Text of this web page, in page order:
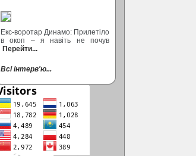
Екс-воротар Динамо: Прилетіло
в окоп – я навіть не почув
Перейти...
Всі інтерв'ю...